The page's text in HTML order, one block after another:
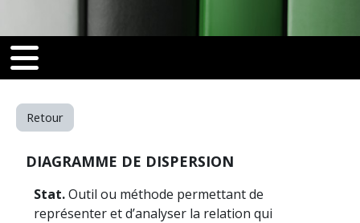
[[nav-toggle]]
toggle]]
Retour
DIAGRAMME DE DISPERSION
Stat.Outil ou méthode permettant de
représenter et d’analyser la relation qui